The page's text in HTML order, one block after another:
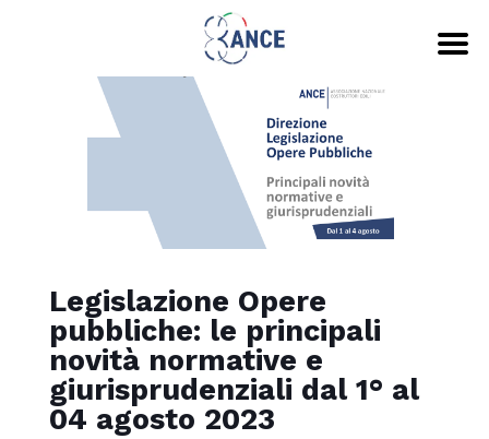
Legislazione Opere
pubbliche: le principali
novità normative e
giurisprudenziali dal 1° al
04 agosto 2023